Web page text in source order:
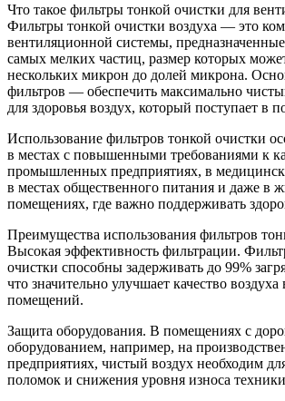
Что такое фильтры тонкой очистки для
Фильтры тонкой очистки воздуха — это
вентиляционной системы,
самых мелких частиц, размер которых
нескольких микрон до долей микрона.
фильтров — обеспечить максимально
для здоровья воздух, который поступает в
Использование фильтров тонкой очистки
в местах с повышенными требованиями к
промышленных предприятиях, в
в местах общественного питания и даже в
помещениях, где важно поддерживать
Преимущества использования фильтров
Высокая эффективность фильтрации.
очистки способны задерживать до 99%
что значительно улучшает качество воздуха
помещений.
Защита оборудования. В помещениях с
оборудованием, например, на
предприятиях, чистый воздух необходим
поломок и снижения уровня износа